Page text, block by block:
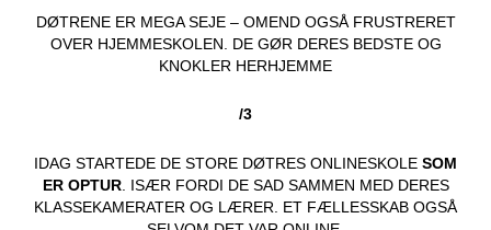
DØTRENE ER MEGA SEJE – OMEND OGSÅ FRUSTRERET
OVER HJEMMESKOLEN. DE GØR DERES BEDSTE OG
KNOKLER HERHJEMME
/3
IDAG STARTEDE DE STORE DØTRES ONLINESKOLE SOM
ER OPTUR. ISÆR FORDI DE SAD SAMMEN MED DERES
KLASSEKAMERATER OG LÆRER. ET FÆLLESSKAB OGSÅ